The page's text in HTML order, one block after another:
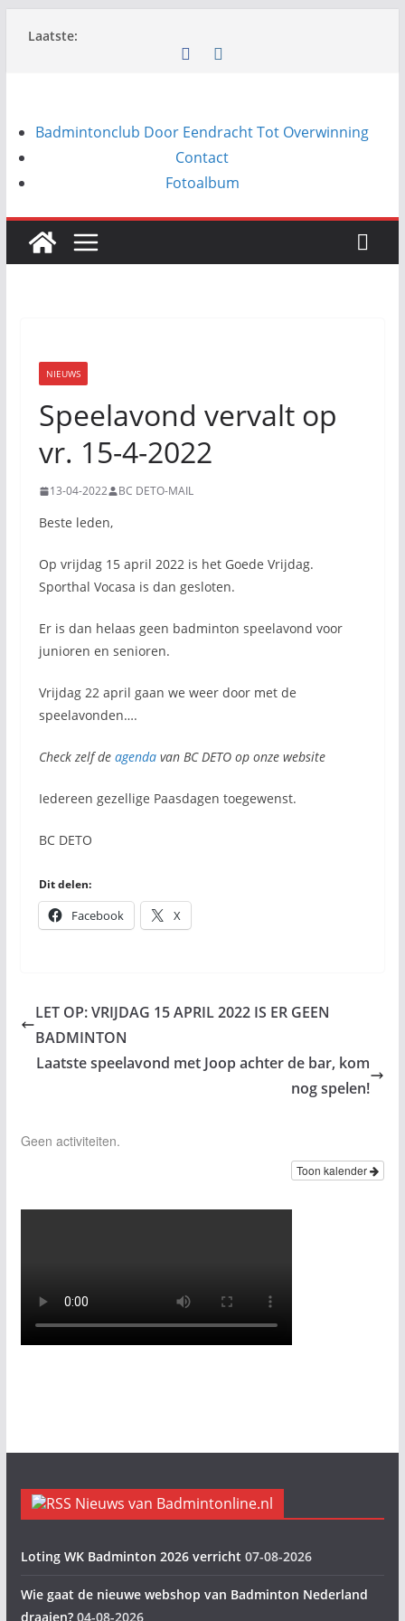
naar
Laatste:
Badmintonclub Door Eendracht Tot Overwinning
Contact
Fotoalbum
NIEUWS
Speelavond vervalt op
vr. 15-4-2022
13-04-2022 BC DETO-MAIL
Beste leden,
Op vrijdag 15 april 2022 is het Goede Vrijdag.
Sporthal Vocasa is dan gesloten.
Er is dan helaas geen badminton speelavond voor
junioren en senioren.
Vrijdag 22 april gaan we weer door met de
speelavonden….
Check zelf de agendavan BC DETO op onze website
Iedereen gezellige Paasdagen toegewenst.
BC DETO
Dit delen:
Facebook X
LET OP: VRIJDAG 15 APRIL 2022 IS ER GEEN
BADMINTON
Laatste speelavond met Joop achter de bar, kom
nog spelen!
Geen activiteiten.
Toon kalender
Nieuws van Badmintonline.nl
Loting WK Badminton 2026 verricht 07-08-2026
Wie gaat de nieuwe webshop van Badminton Nederland
draaien? 04-08-2026